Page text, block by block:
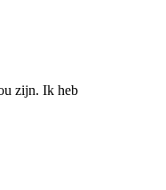
zijn. Ik heb